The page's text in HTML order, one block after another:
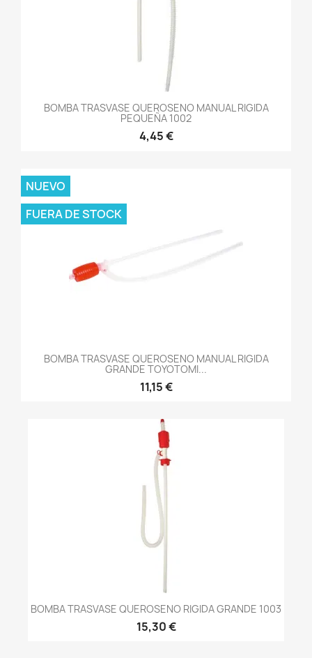
BOMBA TRASVASE QUEROSENO MANUAL RIGIDA
PEQUEÑA 1002
4,45 €
BOMBA TRASVASE QUEROSENO MANUAL RIGIDA
GRANDE TOYOTOMI...
11,15 €
NUEVO
FUERA DE STOCK
BOMBA TRASVASE QUEROSENO RIGIDA GRANDE 1003
15,30 €